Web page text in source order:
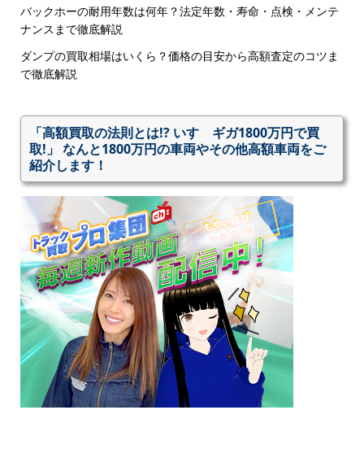
バックホーの耐用年数は何年？法定年数・寿命・点検・メンテ
ナンスまで徹底解説
ダンプの買取相場はいくら？価格の目安から高額査定のコツま
で徹底解説
「高額買取の法則とは!? いすゞギガ1800万円で買
取!」 なんと1800万円の車両やその他高額車両をご
紹介します！